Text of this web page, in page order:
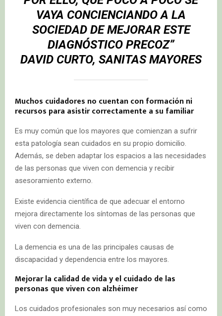
VAYA CONCIENCIANDO A LA
SOCIEDAD DE MEJORAR ESTE
DIAGNÓSTICO PRECOZ”
DAVID CURTO, SANITAS MAYORES
Muchos cuidadores no cuentan con formación ni
recursos para asistir correctamente a su familiar
Es muy común que los mayores que comienzan a sufrir
esta patología sean cuidados en su propio domicilio.
Además, se deben adaptar los espacios a las necesidades
de las personas que viven con demencia y recibir
asesoramiento externo.
Existe evidencia científica de que adecuar el entorno
mejora directamente los síntomas de las personas que
viven con demencia.
La demencia es una de las principales causas de
discapacidad y dependencia entre los mayores.
Mejorar la calidad de vida y el cuidado de las
personas que viven con alzhéimer
Los cuidados profesionales son muy necesarios así como